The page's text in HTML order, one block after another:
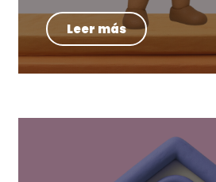
Leer más